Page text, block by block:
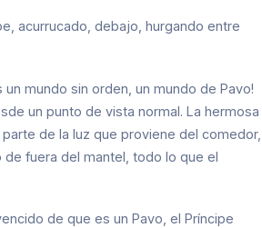
acurrucado, debajo, hurgando entre
mundo sin orden, un mundo de Pavo!
un punto de vista normal. La hermosa
de la luz que proviene del comedor,
fuera del mantel, todo lo que el
de que es un Pavo, el Príncipe